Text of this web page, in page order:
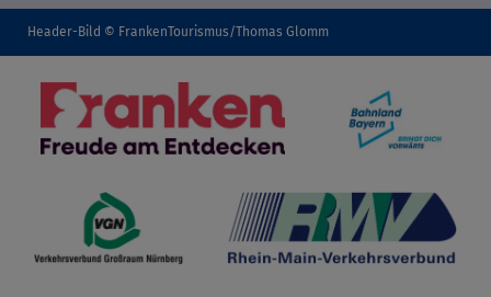
Header-Bild © FrankenTourismus/Thomas Glomm